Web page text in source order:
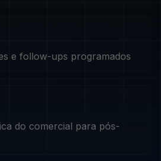
e follow-ups programados
do comercial para pós-